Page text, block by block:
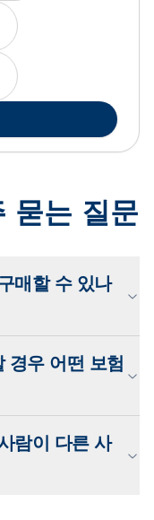
묻는 질문
매할 수 있나
경우 어떤 보험
람이 다른 사